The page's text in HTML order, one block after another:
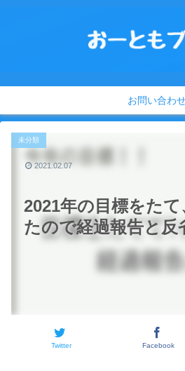
お問い合わ
2021年の目標をたて
たので経過報告と反
未分類
Twitter Facebook
2021.02.07